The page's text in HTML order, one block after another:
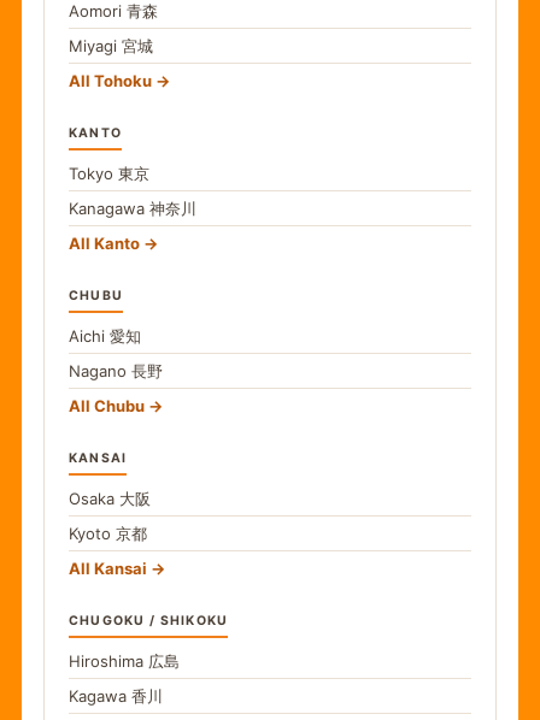
Aomori 青森
Miyagi 宮城
All Tohoku
KANTO
Tokyo 東京
Kanagawa 神奈川
All Kanto
CHUBU
Aichi 愛知
Nagano 長野
All Chubu
KANSAI
Osaka 大阪
Kyoto 京都
All Kansai
CHUGOKU / SHIKOKU
Hiroshima 広島
Kagawa 香川